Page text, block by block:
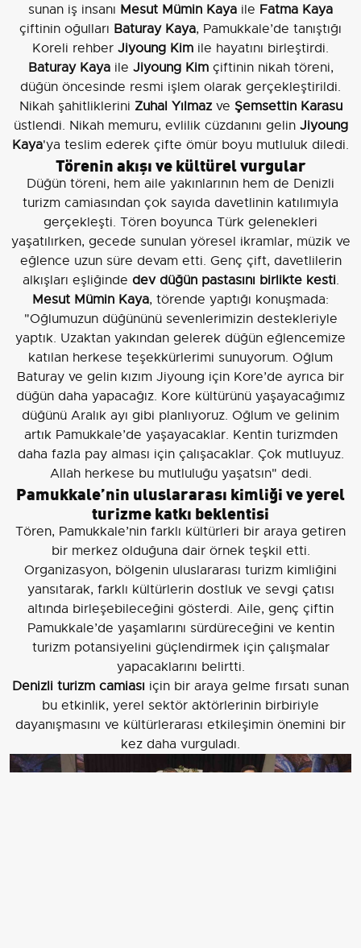
sunan iş insanı Mesut Mümin Kaya ile Fatma Kaya
çiftinin oğulları Baturay Kaya, Pamukkale’de tanıştığı
Koreli rehber Jiyoung Kim ile hayatını birleştirdi.
Baturay Kayaile Jiyoung Kimçiftinin nikah töreni,
düğün öncesinde resmi işlem olarak gerçekleştirildi.
Nikah şahitliklerini Zuhal Yılmazve Şemsettin Karasu
üstlendi. Nikah memuru, evlilik cüzdanını gelin Jiyoung
Kaya'ya teslim ederek çifte ömür boyu mutluluk diledi.
Törenin akışı ve kültürel vurgular
Düğün töreni, hem aile yakınlarının hem de Denizli
turizm camiasından çok sayıda davetlinin katılımıyla
gerçekleşti. Tören boyunca Türk gelenekleri
yaşatılırken, gecede sunulan yöresel ikramlar, müzik ve
eğlence uzun süre devam etti. Genç çift, davetlilerin
alkışları eşliğinde dev düğün pastasını birlikte kesti.
Mesut Mümin Kaya, törende yaptığı konuşmada:
"Oğlumuzun düğününü sevenlerimizin destekleriyle
yaptık. Uzaktan yakından gelerek düğün eğlencemize
katılan herkese teşekkürlerimi sunuyorum. Oğlum
Baturay ve gelin kızım Jiyoung için Kore’de ayrıca bir
düğün daha yapacağız. Kore kültürünü yaşayacağımız
düğünü Aralık ayı gibi planlıyoruz. Oğlum ve gelinim
artık Pamukkale’de yaşayacaklar. Kentin turizmden
daha fazla pay alması için çalışacaklar. Çok mutluyuz.
Allah herkese bu mutluluğu yaşatsın" dedi.
Pamukkale’nin uluslararası kimliği ve yerel
turizme katkı beklentisi
Tören, Pamukkale’nin farklı kültürleri bir araya getiren
bir merkez olduğuna dair örnek teşkil etti.
Organizasyon, bölgenin uluslararası turizm kimliğini
yansıtarak, farklı kültürlerin dostluk ve sevgi çatısı
altında birleşebileceğini gösterdi. Aile, genç çiftin
Pamukkale’de yaşamlarını sürdüreceğini ve kentin
turizm potansiyelini güçlendirmek için çalışmalar
yapacaklarını belirtti.
Denizli turizm camiası için bir araya gelme fırsatı sunan
bu etkinlik, yerel sektör aktörlerinin birbiriyle
dayanışmasını ve kültürlerarası etkileşimin önemini bir
kez daha vurguladı.